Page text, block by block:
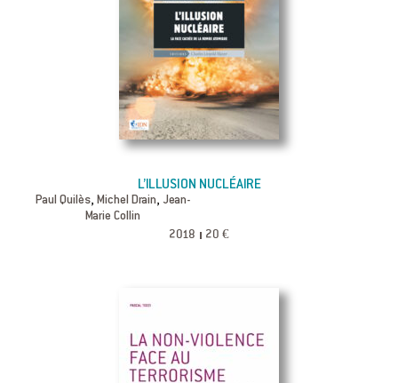
L’ILLUSION NUCLÉAIRE
Paul Quilès, Michel Drain, Jean-
Marie Collin
2018 20 €